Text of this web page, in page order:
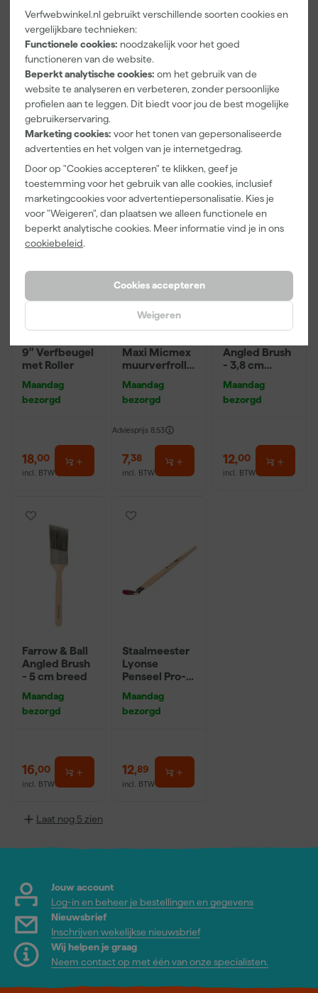
Verfwebwinkel.nl gebruikt verschillende soorten cookies en
vergelijkbare technieken:
Functionele cookies: noodzakelijk voor het goed
functioneren van de website.
Beperkt analytische cookies: om het gebruik van de
website te analyseren en verbeteren, zonder persoonlijke
profielen aan te leggen. Dit biedt voor jou de best mogelijke
gebruikerservaring.
Marketing cookies: voor het tonen van gepersonaliseerde
advertenties en het volgen van je internetgedrag.
Door op "Cookies accepteren" te klikken, geef je
toestemming voor het gebruik van alle cookies, inclusief
marketingcookies voor advertentiepersonalisatie. Kies je
voor "Weigeren", dan plaatsen we alleen functionele en
beperkt analytische cookies. Meer informatie vind je in ons
cookiebeleid.
Cookies accepteren
Weigeren
Farrow & Ball
F&B
Kleurenwaaie
r
Maandag
bezorgd
22,00
Go!Paint Roll
And Go
Verfbak -
12cm Roller -
0,5L + 5
Inzetbakken
Maandag
bezorgd
3,99
Schuurblok
P220
Maandag
bezorgd
1,39
9" Verfbeugel
met Roller
Maandag
bezorgd
18,00
incl. BTW
Maxi Micmex
muurverfrolle
Maandag
bezorgd
Adviesprijs 8,53
7,38
incl. BTW
Angled Brush
- 3,8 cm
Maandag
bezorgd
12,00
incl. BTW
Farrow & Ball
Angled Brush
- 5 cm breed
Maandag
bezorgd
16,00
incl. BTW
Staalmeester
Lyonse
Penseel Pro-
16
Maandag
bezorgd
12,89
incl. BTW
Laat nog 5 zien
Jouw account
Log-in en beheer je bestellingen en gegevens
Nieuwsbrief
Inschrijven wekelijkse nieuwsbrief
Wij helpen je graag
Neem contact op met één van onze specialisten.